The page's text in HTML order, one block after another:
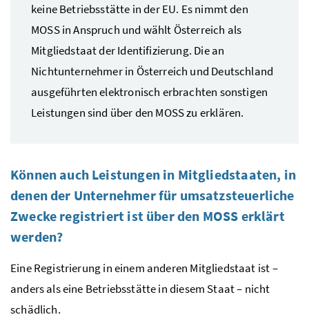
keine Betriebsstätte in derEU. Es nimmt den
MOSSin Anspruch und wählt Österreich als
Mitgliedstaat der Identifizierung. Die an
Nichtunternehmer in Österreich und Deutschland
ausgeführten elektronisch erbrachten sonstigen
Leistungen sind über den MOSSzu erklären.
Können auch Leistungen in Mitgliedstaaten, in
denen der Unternehmer für umsatzsteuerliche
Zwecke registriert ist über den MOSS erklärt
werden?
Eine Registrierung in einem anderen Mitgliedstaat ist –
anders als eine Betriebsstätte in diesem Staat – nicht
schädlich.